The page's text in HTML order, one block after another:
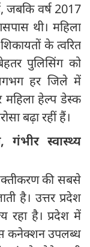
जबकि वर्ष 2017
थी। महिला
के त्वरित
पुलिसिंग को
हर जिले में
महिला हेल्प डेस्क
बढ़ा रहीं हैं।
स्वास्थ्य
की सबसे
है। उत्तर प्रदेश
रहा है। प्रदेश में
कनेक्शन उपलब्ध